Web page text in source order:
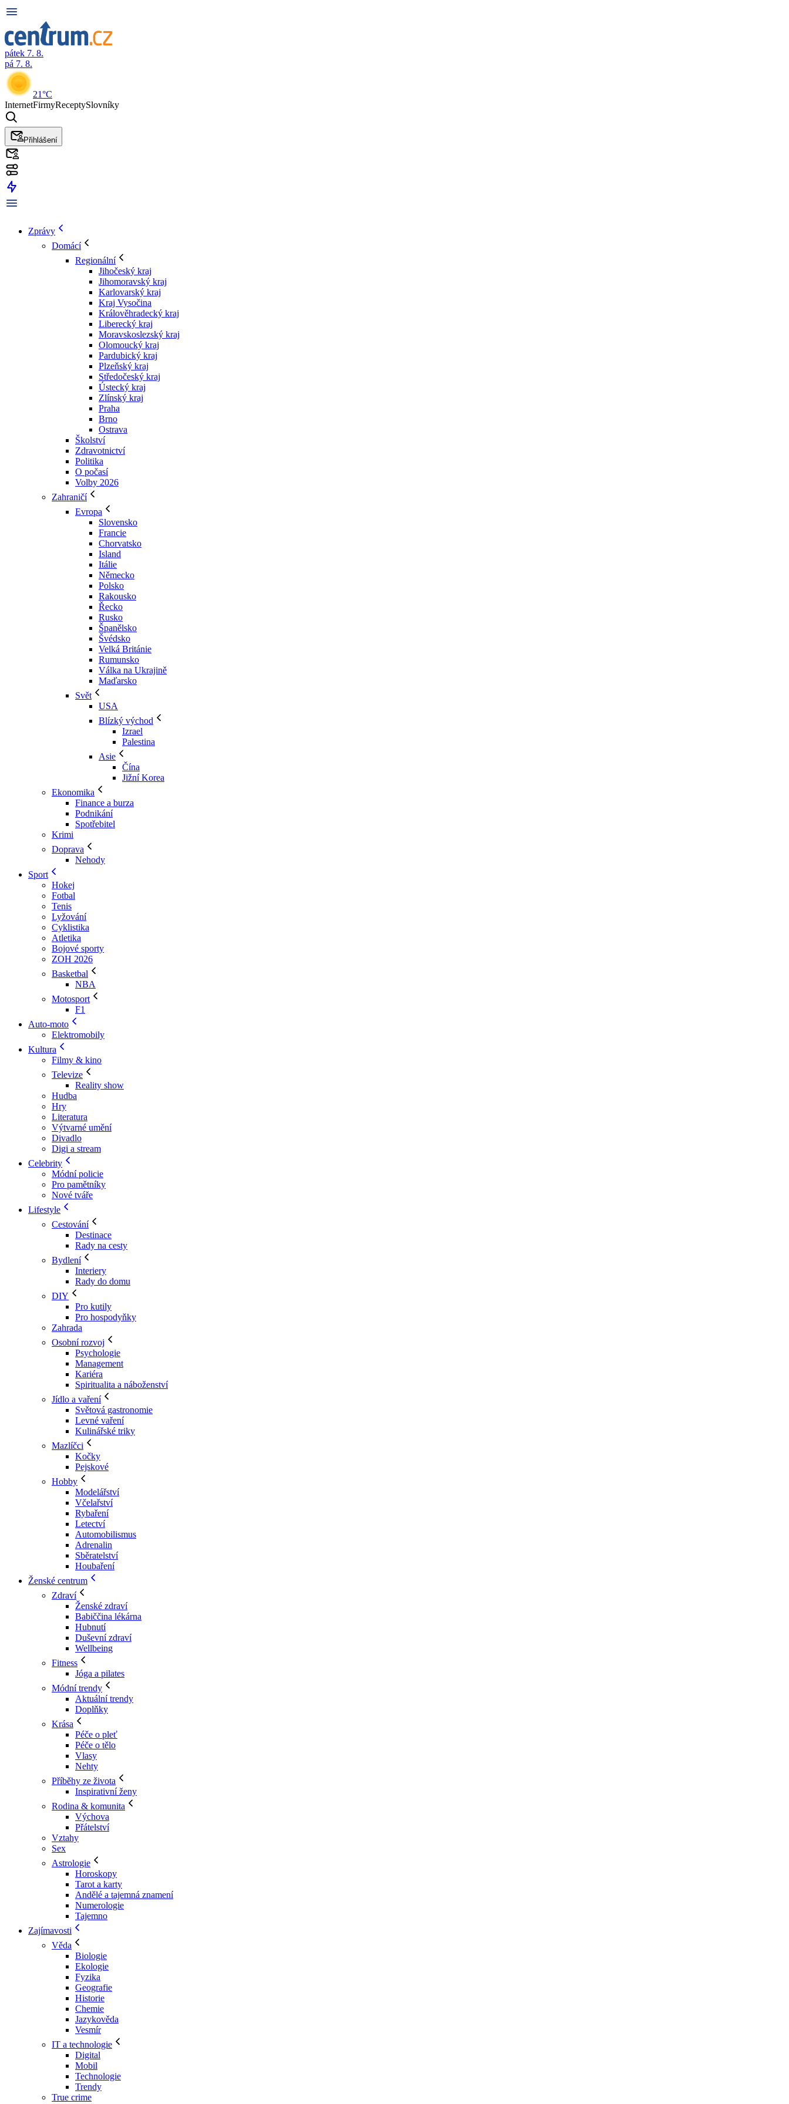
pátek 7. 8.
pá 7. 8.
21°C
InternetFirmyReceptySlovníky
Přihlášení
Zprávy
Domácí
Regionální
Jihočeský kraj
Jihomoravský kraj
Karlovarský kraj
Kraj Vysočina
Králověhradecký kraj
Liberecký kraj
Moravskoslezský kraj
Olomoucký kraj
Pardubický kraj
Plzeňský kraj
Středočeský kraj
Ústecký kraj
Zlínský kraj
Praha
Brno
Ostrava
Školství
Zdravotnictví
Politika
O počasí
Volby 2026
Zahraničí
Evropa
Slovensko
Francie
Chorvatsko
Island
Itálie
Německo
Polsko
Rakousko
Řecko
Rusko
Španělsko
Švédsko
Velká Británie
Rumunsko
Válka na Ukrajině
Maďarsko
Svět
USA
Blízký východ
Izrael
Palestina
Asie
Čína
Jižní Korea
Ekonomika
Finance a burza
Podnikání
Spotřebitel
Krimi
Doprava
Nehody
Sport
Hokej
Fotbal
Tenis
Lyžování
Cyklistika
Atletika
Bojové sporty
ZOH 2026
Basketbal
NBA
Motosport
F1
Auto-moto
Elektromobily
Kultura
Filmy & kino
Televize
Reality show
Hudba
Hry
Literatura
Výtvarné umění
Divadlo
Digi a stream
Celebrity
Módní policie
Pro pamětníky
Nové tváře
Lifestyle
Cestování
Destinace
Rady na cesty
Bydlení
Interiery
Rady do domu
DIY
Pro kutily
Pro hospodyňky
Zahrada
Osobní rozvoj
Psychologie
Management
Kariéra
Spiritualita a náboženství
Jídlo a vaření
Světová gastronomie
Levné vaření
Kulinářské triky
Mazlíčci
Kočky
Pejskové
Hobby
Modelářství
Včelařství
Rybaření
Letectví
Automobilismus
Adrenalin
Sběratelství
Houbaření
Ženské centrum
Zdraví
Ženské zdraví
Babiččina lékárna
Hubnutí
Duševní zdraví
Wellbeing
Fitness
Jóga a pilates
Módní trendy
Aktuální trendy
Doplňky
Krása
Péče o pleť
Péče o tělo
Vlasy
Nehty
Příběhy ze života
Inspirativní ženy
Rodina & komunita
Výchova
Přátelství
Vztahy
Sex
Astrologie
Horoskopy
Tarot a karty
Andělé a tajemná znamení
Numerologie
Tajemno
Zajímavosti
Věda
Biologie
Ekologie
Fyzika
Geografie
Historie
Chemie
Jazykověda
Vesmír
IT a technologie
Digital
Mobil
Technologie
Trendy
True crime